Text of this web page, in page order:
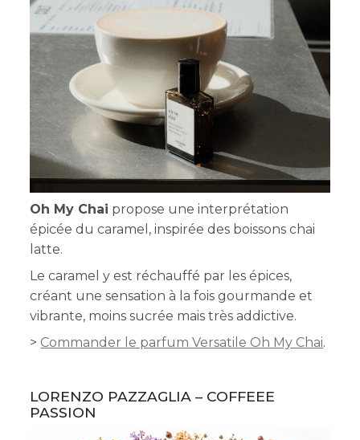
Oh My Chai propose une interprétation
épicée du caramel, inspirée des boissons chai
latte.
Le caramel y est réchauffé par les épices,
créant une sensation à la fois gourmande et
vibrante, moins sucrée mais très addictive.
> Commander le parfum Versatile Oh My Chai.
LORENZO PAZZAGLIA – COFFEEE
PASSION